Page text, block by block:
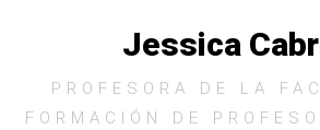
Jessica
PROFESORA DE LA
FORMACIÓN DE